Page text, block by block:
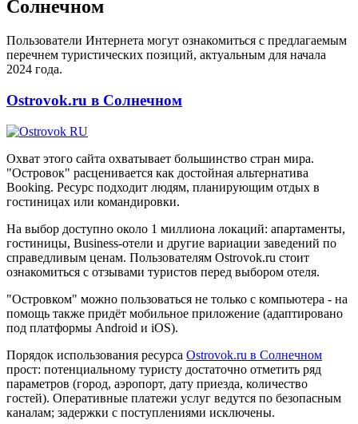
Солнечном
Пользователи Интернета могут ознакомиться с предлагаемым
перечнем туристических позиций, актуальным для начала
2024 года.
Ostrovok.ru в Солнечном
Охват этого сайта охватывает большинство стран мира.
"Островок" расценивается как достойная альтернатива
Booking. Ресурс подходит людям, планирующим отдых в
гостиницах или командировки.
На выбор доступно около 1 миллиона локаций: апартаменты,
гостиницы, Business-отели и другие вариации заведений по
справедливым ценам. Пользователям Ostrovok.ru стоит
ознакомиться с отзывами туристов перед выбором отеля.
"Островком" можно пользоваться не только с компьютера - на
помощь также придёт мобильное приложение (адаптировано
под платформы Android и iOS).
Порядок использования ресурса Ostrovok.ru в Солнечном
прост: потенциальному туристу достаточно отметить ряд
параметров (город, аэропорт, дату приезда, количество
гостей). Оперативные платежи услуг ведутся по безопасным
каналам; задержки с поступлениями исключены.